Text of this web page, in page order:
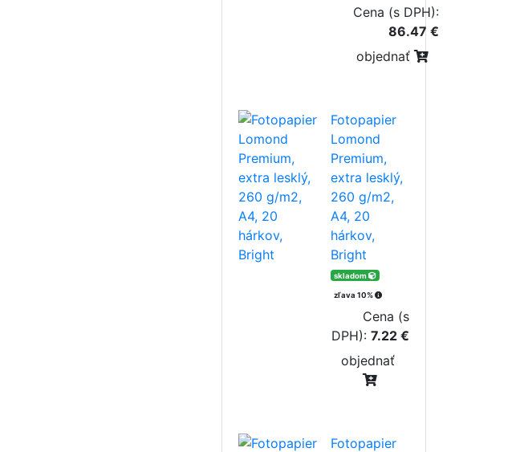
Cena (s DPH):
86.47 €
objednať
Fotopapier
Lomond
Premium,
extra lesklý,
260 g/m2,
A4, 20
hárkov,
Bright
skladom
zľava 10%
Cena (s
DPH): 7.22 €
objednať
Fotopapier